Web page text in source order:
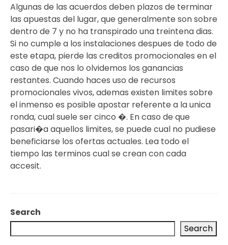
Algunas de las acuerdos deben plazos de terminar
las apuestas del lugar, que generalmente son sobre
dentro de 7 y no ha transpirado una treintena dias.
Si no cumple a los instalaciones despues de todo de
este etapa, pierde las creditos promocionales en el
caso de que nos lo olvidemos los ganancias
restantes. Cuando haces uso de recursos
promocionales vivos, ademas existen limites sobre
el inmenso es posible apostar referente a la unica
ronda, cual suele ser cinco �. En caso de que
pasari�a aquellos limites, se puede cual no pudiese
beneficiarse los ofertas actuales. Lea todo el
tiempo las terminos cual se crean con cada
accesit.
Search
Search